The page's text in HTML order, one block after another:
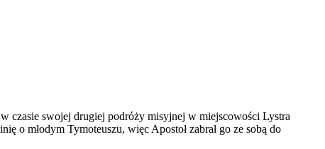
czasie swojej drugiej podróży misyjnej w miejscowości Lystra
o młodym Tymoteuszu, więc Apostoł zabrał go ze sobą do